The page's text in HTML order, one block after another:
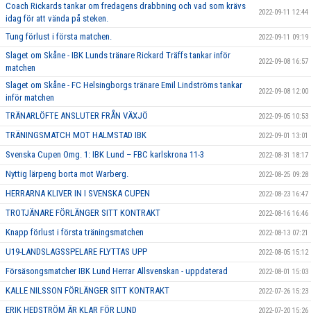
Coach Rickards tankar om fredagens drabbning och vad som krävs
idag för att vända på steken.
2022-09-11 12:44
Tung förlust i första matchen. 2022-09-11 09:19
Slaget om Skåne - IBK Lunds tränare Rickard Träffs tankar inför
matchen
2022-09-08 16:57
Slaget om Skåne - FC Helsingborgs tränare Emil Lindströms tankar
inför matchen
2022-09-08 12:00
TRÄNARLÖFTE ANSLUTER FRÅN VÄXJÖ 2022-09-05 10:53
TRÄNINGSMATCH MOT HALMSTAD IBK 2022-09-01 13:01
Svenska Cupen Omg. 1: IBK Lund – FBC karlskrona 11-3 2022-08-31 18:17
Nyttig lärpeng borta mot Warberg. 2022-08-25 09:28
HERRARNA KLIVER IN I SVENSKA CUPEN 2022-08-23 16:47
TROTJÄNARE FÖRLÄNGER SITT KONTRAKT 2022-08-16 16:46
Knapp förlust i första träningsmatchen 2022-08-13 07:21
U19-LANDSLAGSSPELARE FLYTTAS UPP 2022-08-05 15:12
Försäsongsmatcher IBK Lund Herrar Allsvenskan - uppdaterad 2022-08-01 15:03
KALLE NILSSON FÖRLÄNGER SITT KONTRAKT 2022-07-26 15:23
ERIK HEDSTRÖM ÄR KLAR FÖR LUND 2022-07-20 15:26